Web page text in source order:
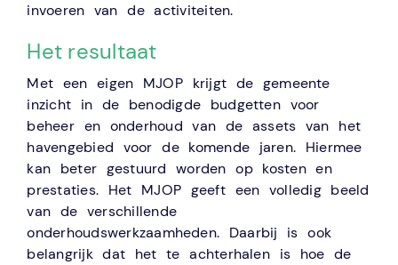
invoeren van de activiteiten.
Het resultaat
Met een eigen MJOP krijgt de gemeente
inzicht in de benodigde budgetten voor
beheer en onderhoud van de assets van het
havengebied voor de komende jaren. Hiermee
kan beter gestuurd worden op kosten en
prestaties. Het MJOP geeft een volledig beeld
van de verschillende
onderhoudswerkzaamheden. Daarbij is ook
belangrijk dat het te achterhalen is hoe de